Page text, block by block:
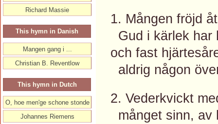
1. Mången fröjd
Gud i kärlek har
och fast
aldrig någon
2. Vederkvickt
månget sinn, av
Richard Massie
This hymn in Danish
Mangen gang i ...
Christian B. Reventlow
This hymn in Dutch
O, hoe men'ge schone stonde
Johannes Riemens